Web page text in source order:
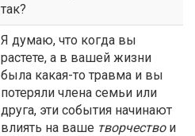
так?
Я думаю, что когда вы
растете, а в вашей жизни
была какая-то травма и вы
потеряли члена семьи или
друга, эти события начинают
влиять на ваше творчествои